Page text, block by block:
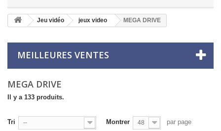
Jeu vidéo jeux video MEGA DRIVE
MEILLEURES VENTES
MEGA DRIVE
Il y a 133 produits.
Tri -- Montrer 48 par page